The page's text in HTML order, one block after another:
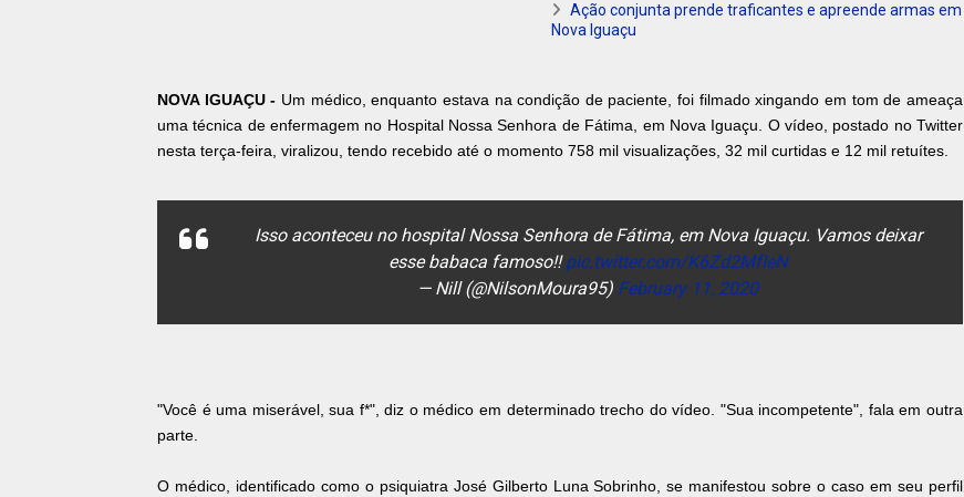
Ação conjunta prende traficantes e apreende armas em
Nova Iguaçu
NOVA IGUAÇU - Um médico, enquanto estava na condição de paciente, foi filmado xingando em tom de ameaça
uma técnica de enfermagem no Hospital Nossa Senhora de Fátima, em Nova Iguaçu. O vídeo, postado no Twitter
nesta terça-feira, viralizou, tendo recebido até o momento 758 mil visualizações, 32 mil curtidas e 12 mil retuítes.
Isso aconteceu no hospital Nossa Senhora de Fátima, em Nova Iguaçu. Vamos deixar
esse babaca famoso!!pic.twitter.com/K6Zd2MfIeN
— Nill (@NilsonMoura95) February 11, 2020
"Você é uma miserável, sua f*", diz o médico em determinado trecho do vídeo. "Sua incompetente", fala em outra
parte.
O médico, identificado como o psiquiatra José Gilberto Luna Sobrinho, se manifestou sobre o caso em seu perfil